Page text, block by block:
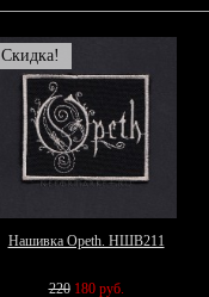
Скидка!
Нашивка Opeth. НШВ211
220 180 руб.